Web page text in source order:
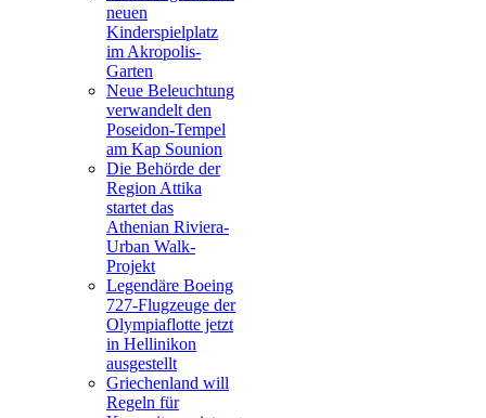
neuen
Kinderspielplatz
im Akropolis-
Garten
Neue Beleuchtung
verwandelt den
Poseidon-Tempel
am Kap Sounion
Die Behörde der
Region Attika
startet das
Athenian Riviera-
Urban Walk-
Projekt
Legendäre Boeing
727-Flugzeuge der
Olympiaflotte jetzt
in Hellinikon
ausgestellt
Griechenland will
Regeln für